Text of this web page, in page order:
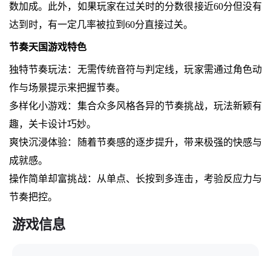
数加成。此外，如果玩家在过关时的分数很接近60分但没有
达到时，有一定几率被拉到60分直接过关。
节奏天国游戏特色
独特节奏玩法：无需传统音符与判定线，玩家需通过角色动
作与场景提示来把握节奏。
多样化小游戏：集合众多风格各异的节奏挑战，玩法新颖有
趣，关卡设计巧妙。
爽快沉浸体验：随着节奏感的逐步提升，带来极强的快感与
成就感。
操作简单却富挑战：从单点、长按到多连击，考验反应力与
节奏把控。
游戏信息